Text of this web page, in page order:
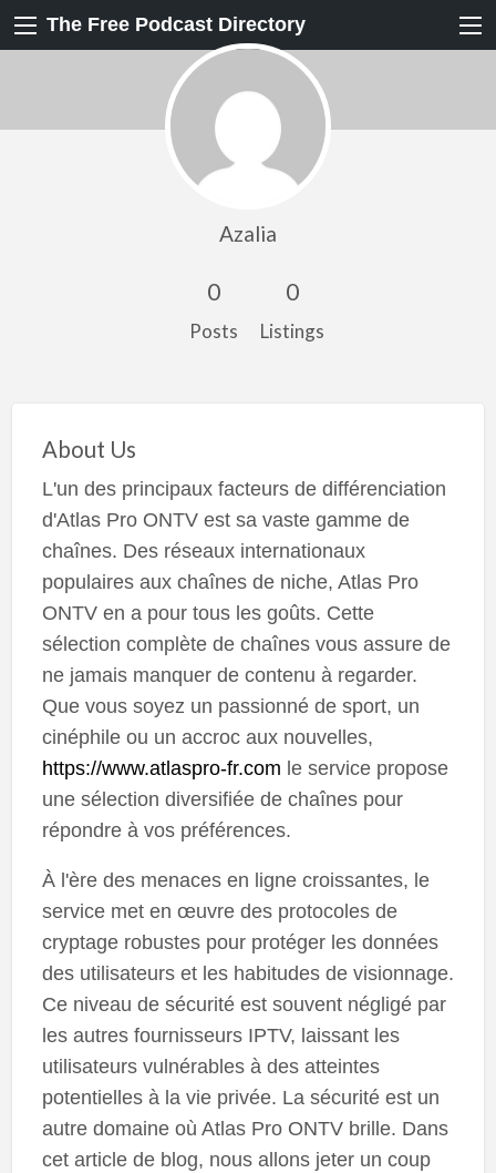
The Free Podcast Directory
Azalia
0
Posts
0
Listings
About Us
L'un des principaux facteurs de différenciation
d'Atlas Pro ONTV est sa vaste gamme de
chaînes. Des réseaux internationaux
populaires aux chaînes de niche, Atlas Pro
ONTV en a pour tous les goûts. Cette
sélection complète de chaînes vous assure de
ne jamais manquer de contenu à regarder.
Que vous soyez un passionné de sport, un
cinéphile ou un accroc aux nouvelles,
https://www.atlaspro-fr.com le service propose
une sélection diversifiée de chaînes pour
répondre à vos préférences.
À l'ère des menaces en ligne croissantes, le
service met en œuvre des protocoles de
cryptage robustes pour protéger les données
des utilisateurs et les habitudes de visionnage.
Ce niveau de sécurité est souvent négligé par
les autres fournisseurs IPTV, laissant les
utilisateurs vulnérables à des atteintes
potentielles à la vie privée. La sécurité est un
autre domaine où Atlas Pro ONTV brille. Dans
cet article de blog, nous allons jeter un coup